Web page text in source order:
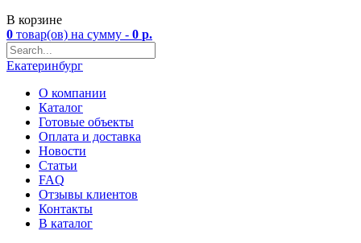
В корзине
0 товар(ов) на сумму - 0 р.
Екатеринбург
О компании
Каталог
Готовые объекты
Оплата и доставка
Новости
Статьи
FAQ
Отзывы клиентов
Контакты
В каталог